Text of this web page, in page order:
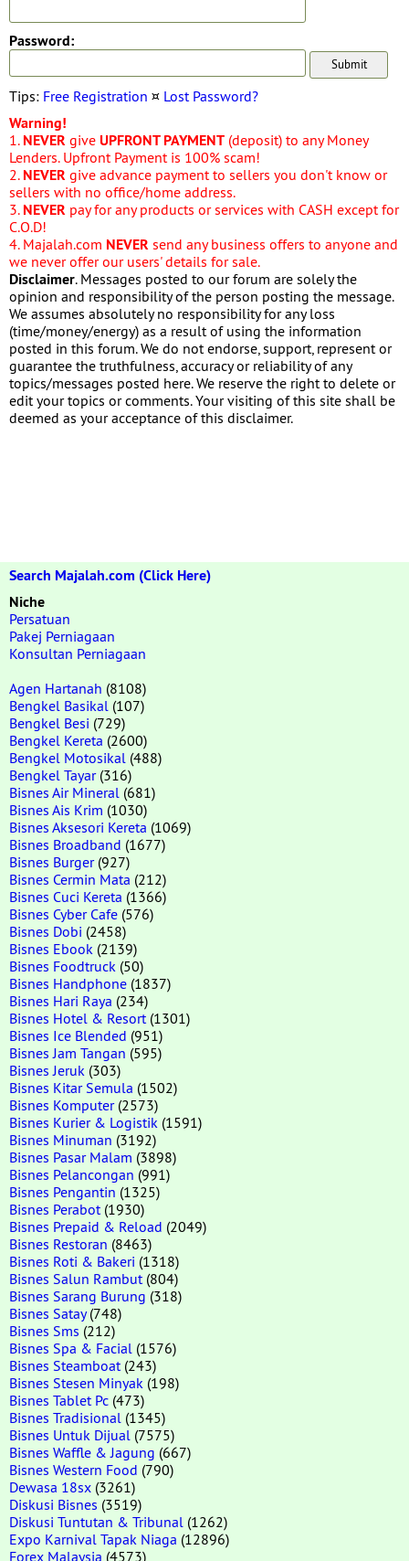
Password:
Tips: Free Registration ¤ Lost Password?
Warning!
1. NEVER give UPFRONT PAYMENT (deposit) to any Money
Lenders. Upfront Payment is 100% scam!
2. NEVER give advance payment to sellers you don't know or
sellers with no office/home address.
3. NEVER pay for any products or services with CASH except for
C.O.D!
4. Majalah.com NEVER send any business offers to anyone and
we never offer our users' details for sale.
Disclaimer. Messages posted to our forum are solely the
opinion and responsibility of the person posting the message.
We assumes absolutely no responsibility for any loss
(time/money/energy) as a result of using the information
posted in this forum. We do not endorse, support, represent or
guarantee the truthfulness, accuracy or reliability of any
topics/messages posted here. We reserve the right to delete or
edit your topics or comments. Your visiting of this site shall be
deemed as your acceptance of this disclaimer.
Search Majalah.com (Click Here)
Niche
Persatuan
Pakej Perniagaan
Konsultan Perniagaan
Agen Hartanah (8108)
Bengkel Basikal (107)
Bengkel Besi (729)
Bengkel Kereta (2600)
Bengkel Motosikal (488)
Bengkel Tayar(316)
Bisnes Air Mineral (681)
Bisnes Ais Krim (1030)
Bisnes Aksesori Kereta (1069)
Bisnes Broadband (1677)
Bisnes Burger(927)
Bisnes Cermin Mata (212)
Bisnes Cuci Kereta (1366)
Bisnes Cyber Cafe (576)
Bisnes Dobi (2458)
Bisnes Ebook (2139)
Bisnes Foodtruck (50)
Bisnes Handphone (1837)
Bisnes Hari Raya (234)
Bisnes Hotel & Resort (1301)
Bisnes Ice Blended (951)
Bisnes Jam Tangan (595)
Bisnes Jeruk (303)
Bisnes Kitar Semula (1502)
Bisnes Komputer(2573)
Bisnes Kurier & Logistik (1591)
Bisnes Minuman (3192)
Bisnes Pasar Malam (3898)
Bisnes Pelancongan (991)
Bisnes Pengantin (1325)
Bisnes Perabot (1930)
Bisnes Prepaid & Reload (2049)
Bisnes Restoran (8463)
Bisnes Roti & Bakeri (1318)
Bisnes Salun Rambut (804)
Bisnes Sarang Burung (318)
Bisnes Satay(748)
Bisnes Sms (212)
Bisnes Spa & Facial (1576)
Bisnes Steamboat (243)
Bisnes Stesen Minyak (198)
Bisnes Tablet Pc (473)
Bisnes Tradisional (1345)
Bisnes Untuk Dijual (7575)
Bisnes Waffle & Jagung (667)
Bisnes Western Food (790)
Dewasa 18sx (3261)
Diskusi Bisnes (3519)
Diskusi Tuntutan & Tribunal (1262)
Expo Karnival Tapak Niaga (12896)
Forex Malaysia (4573)